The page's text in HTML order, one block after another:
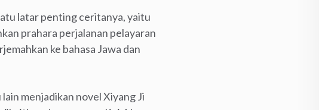
latar penting ceritanya, yaitu
prahara perjalanan pelayaran
ke bahasa Jawa dan
menjadikan novel Xiyang Ji